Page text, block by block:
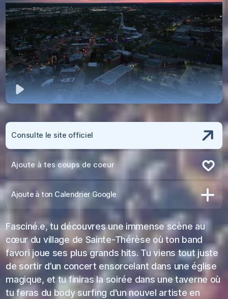
Consulte le site officiel
Ajoute à tes coups de coeur
Retire des coups de coeur
Ajoute à ton Calendrier Google
Fasciné.e, tu découvres une immense scène au
cœur du village de Sainte-Thérèse où ton band
favori joue ses plus grands hits. Tu viens tout juste
de sortir d’un concert ensorcelant dans une église
magique, et tu finiras la soirée dans une taverne où
tu feras du body surfing d'un nouvel artiste en